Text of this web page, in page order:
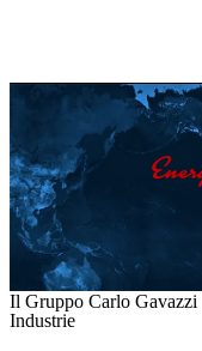
Il Gruppo Carlo Gavazzi
Industrie